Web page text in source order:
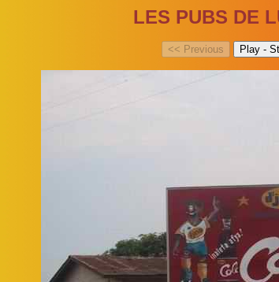
LES PUBS DE